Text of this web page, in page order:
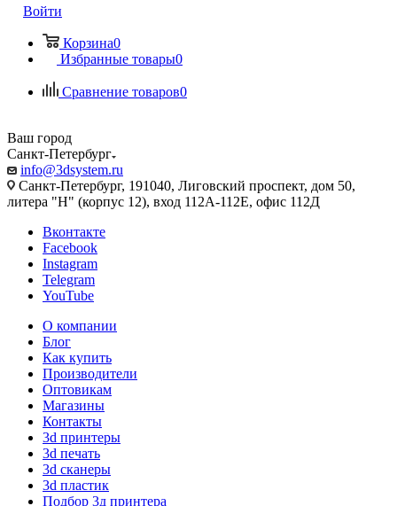
Войти
Корзина0
Избранные товары0
Сравнение товаров0
Ваш город
Санкт-Петербург
info@3dsystem.ru
Санкт-Петербург, 191040, Лиговский проспект, дом 50,
литера "Н" (корпус 12), вход 112А-112Е, офис 112Д
Вконтакте
Facebook
Instagram
Telegram
YouTube
О компании
Блог
Как купить
Производители
Оптовикам
Магазины
Контакты
3d принтеры
3d печать
3d сканеры
3d пластик
Подбор 3д принтера